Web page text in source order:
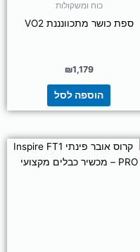
כוח ומשקולות
ספת כושר מתכוונננת VO2
₪1,179
הוספה לסל